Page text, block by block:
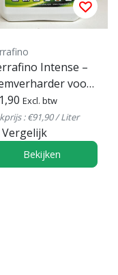
Intense –
voor
Excl. btw
: €91,90 / Liter
Vergelijk
Bekijken